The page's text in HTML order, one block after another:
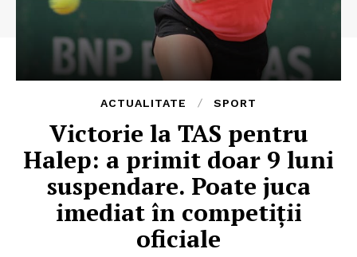
ACTUALITATE SPORT
Victorie la TAS pentru
Halep: a primit doar 9 luni
suspendare. Poate juca
imediat în competiții
oficiale